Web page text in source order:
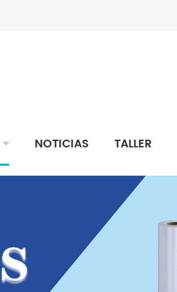
NOTICIAS TALLER